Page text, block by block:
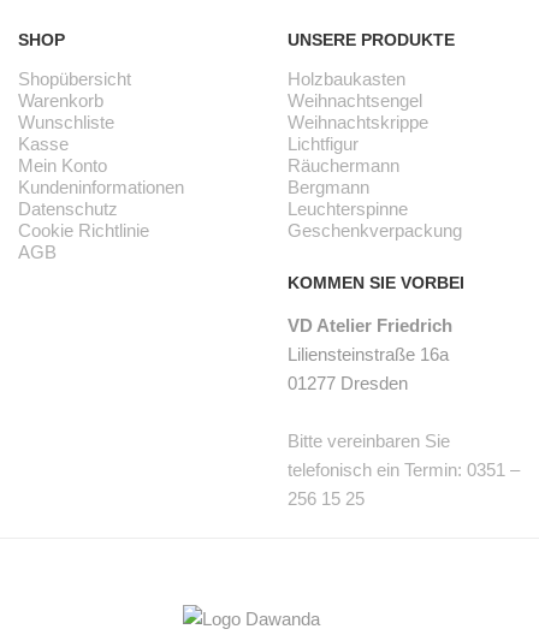
SHOP
Shopübersicht
Warenkorb
Wunschliste
Kasse
Mein Konto
Kundeninformationen
Datenschutz
Cookie Richtlinie
AGB
UNSERE PRODUKTE
Holzbaukasten
Weihnachtsengel
Weihnachtskrippe
Lichtfigur
Räuchermann
Bergmann
Leuchterspinne
Geschenkverpackung
KOMMEN SIE VORBEI
VD Atelier Friedrich
Liliensteinstraße 16a
01277 Dresden
Bitte vereinbaren Sie
telefonisch ein Termin: 0351 –
256 15 25